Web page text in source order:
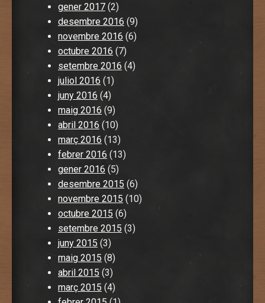
gener 2017 (2)
desembre 2016 (9)
novembre 2016 (6)
octubre 2016 (7)
setembre 2016 (4)
juliol 2016 (1)
juny 2016 (4)
maig 2016 (9)
abril 2016 (10)
març 2016 (13)
febrer 2016 (13)
gener 2016 (5)
desembre 2015 (6)
novembre 2015 (10)
octubre 2015 (6)
setembre 2015 (3)
juny 2015 (3)
maig 2015 (8)
abril 2015 (3)
març 2015 (4)